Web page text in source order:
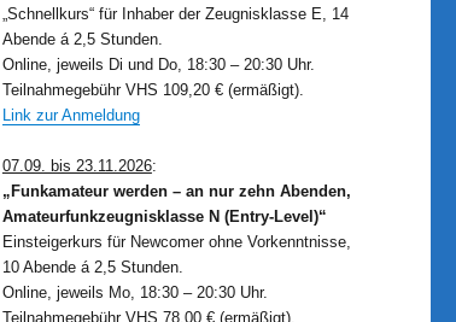
„Schnellkurs“ für Inhaber der Zeugnisklasse E, 14
Abende á 2,5 Stunden.
Online, jeweils Di und Do, 18:30 – 20:30 Uhr.
Teilnahmegebühr VHS 109,20 € (ermäßigt).
Link zur Anmeldung
07.09. bis 23.11.2026:
„Funkamateur werden – an nur zehn Abenden,
Amateurfunkzeugnisklasse N (Entry-Level)“
Einsteigerkurs für Newcomer ohne Vorkenntnisse,
10 Abende á 2,5 Stunden.
Online, jeweils Mo, 18:30 – 20:30 Uhr.
Teilnahmegebühr VHS 78,00 € (ermäßigt).